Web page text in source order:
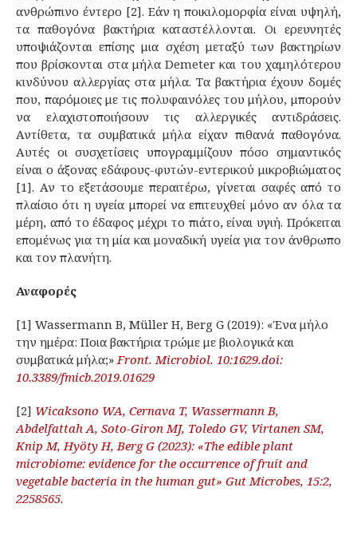
ανθρώπινο έντερο [2]. Εάν η ποικιλομορφία είναι υψηλή,
τα παθογόνα βακτήρια καταστέλλονται. Οι ερευνητές
υποψιάζονται επίσης μια σχέση μεταξύ των βακτηρίων
που βρίσκονται στα μήλα Demeter και του χαμηλότερου
κινδύνου αλλεργίας στα μήλα. Τα βακτήρια έχουν δομές
που, παρόμοιες με τις πολυφαινόλες του μήλου, μπορούν
να ελαχιστοποιήσουν τις αλλεργικές αντιδράσεις.
Αντίθετα, τα συμβατικά μήλα είχαν πιθανά παθογόνα.
Αυτές οι συσχετίσεις υπογραμμίζουν πόσο σημαντικός
είναι ο άξονας εδάφους-φυτών-εντερικού μικροβιώματος
[1]. Αν το εξετάσουμε περαιτέρω, γίνεται σαφές από το
πλαίσιο ότι η υγεία μπορεί να επιτευχθεί μόνο αν όλα τα
μέρη, από το έδαφος μέχρι το πιάτο, είναι υγιή. Πρόκειται
επομένως για τη μία και μοναδική υγεία για τον άνθρωπο
και τον πλανήτη.
Αναφορές
[1] Wassermann B, Müller H, Berg G (2019): «Ένα μήλο
την ημέρα: Ποια βακτήρια τρώμε με βιολογικά και
συμβατικά μήλα;»Front. Microbiol. 10:1629.doi:
10.3389/fmicb.2019.01629
[2] Wicaksono WA, Cernava T, Wassermann B,
Abdelfattah A, Soto-Giron MJ, Toledo GV, Virtanen SM,
Knip M, Hyöty H, Berg G (2023): «The edible plant
microbiome: evidence for the occurrence of fruit and
vegetable bacteria in the human gut» Gut Microbes, 15:2,
2258565.